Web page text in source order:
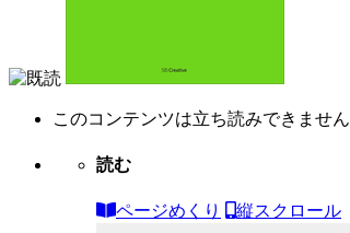
このコンテンツは立ち読みできません
読む
ページめくり 縦スクロール